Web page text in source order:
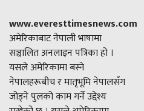
www.everesttimesnews.com
अमेरिकाबाट नेपाली भाषामा
सञ्चालित अनलाइन पत्रिका हो ।
यसले अमेरिकामा बस्ने
नेपालहरूबीच र मातृभूमि नेपालसँग
जोड्ने पुलको काम गर्ने उद्देश्य